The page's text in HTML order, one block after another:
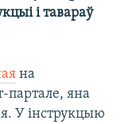
і тавараў
на
яна
У інструкцыю